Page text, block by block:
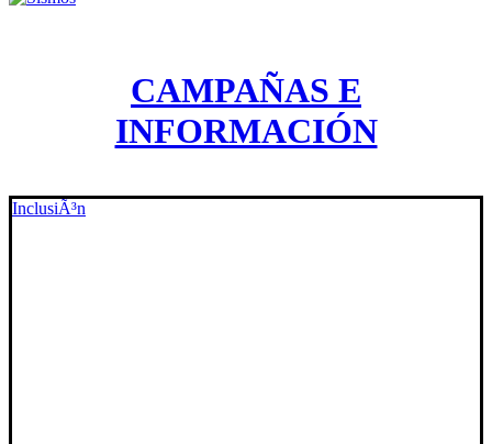
CAMPAÑAS E
INFORMACIÓN
InclusiÃ³n